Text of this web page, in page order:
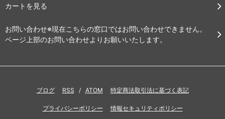
カートを見る
お問い合わせ※現在こちらの窓口ではお問い合わせできません。
ページ上部のお問い合わせよりお願いいたします。
ブログ RSS / ATOM 特定商法取引法に基づく表記
プライバシーポリシー 情報セキュリティポリシー